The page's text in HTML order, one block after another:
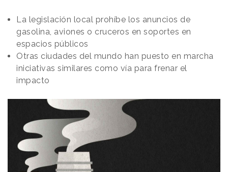
La legislación local prohíbe los anuncios de
gasolina, aviones o cruceros en soportes en
espacios públicos
Otras ciudades del mundo han puesto en marcha
iniciativas similares como vía para frenar el
impacto